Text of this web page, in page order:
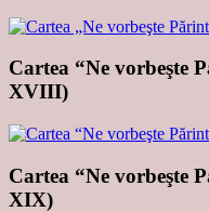
Cartea “Ne vorbeşte
XVIII)
Cartea “Ne vorbeşte
XIX)